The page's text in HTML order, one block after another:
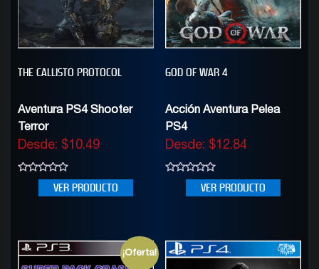
THE CALLISTO PROTOCOL
Aventura PS4 Shooter
Terror
Desde: $10.49
VER PRODUCTO
GOD OF WAR 4
Acción Aventura Pelea
PS4
Desde: $12.84
VER PRODUCTO
¡Oferta!